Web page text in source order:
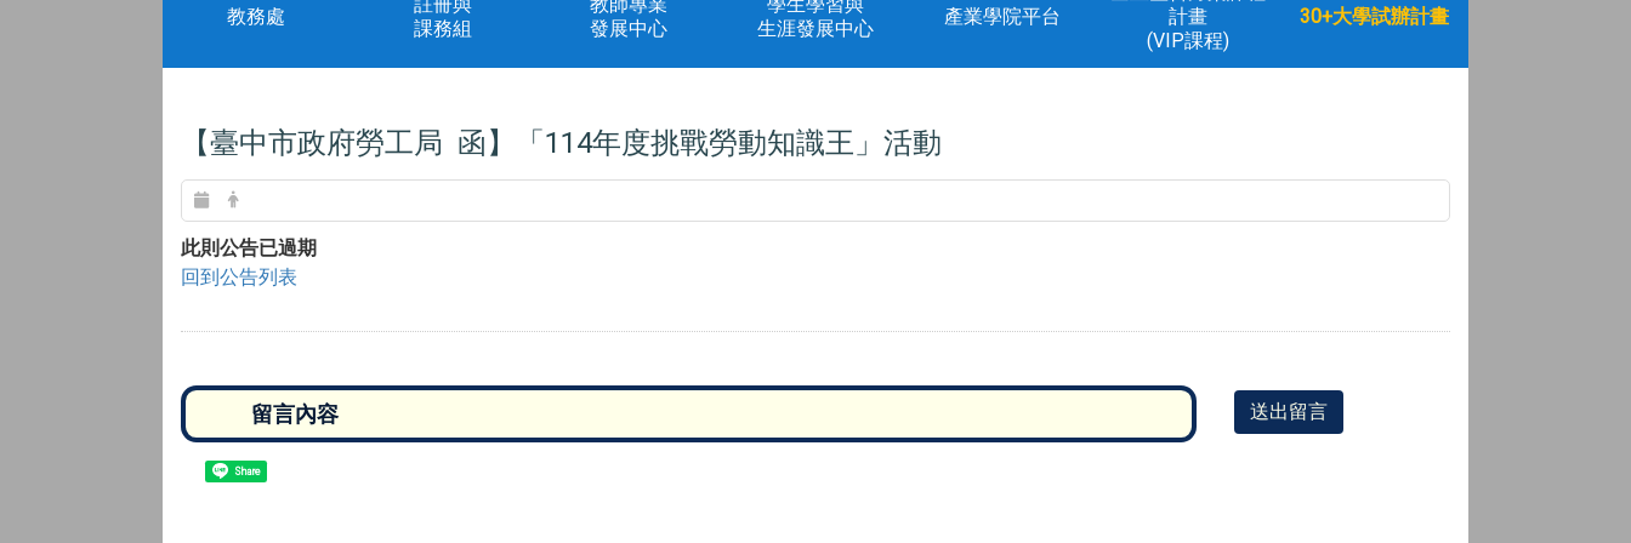
教務處
課務組
發展中心
生涯發展中心
產業學院平台
計畫
(VIP課程)
30+大學試辦計畫
【臺中市政府勞工局 函】「114年度挑戰勞動知識王」活動
此則公告已過期
回到公告列表
送出留言
Share